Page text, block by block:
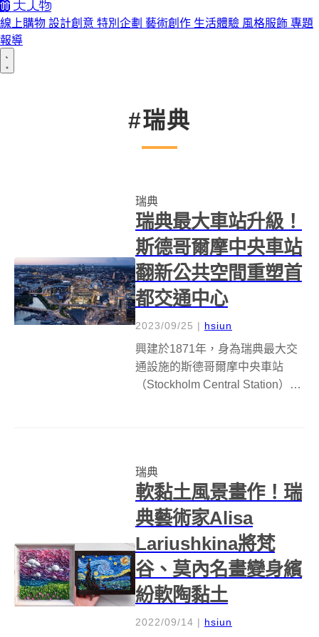
線上購物 設計創意 特別企劃 藝術創作 生活體驗 風格服飾 專題
報導
#瑞典
瑞典
瑞典最大車站升級！
斯德哥爾摩中央車站
翻新公共空間重塑首
都交通中心
2023/09/25 | hsiun
興建於1871年，身為瑞典最大交
通設施的斯德哥爾摩中央車站
（Stockholm Central Station），
Foster + ...
瑞典
軟黏土風景畫作！瑞
典藝術家Alisa
Lariushkina將梵
谷、莫內名畫變身繽
紛軟陶黏土
2022/09/14 | hsiun